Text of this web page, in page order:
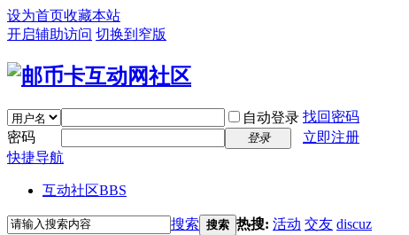
设为首页收藏本站
开启辅助访问 切换到窄版
自动登录 找回密码
密码
登录
立即注册
快捷导航
互动社区BBS
搜索 搜索 热搜: 活动 交友 discuz